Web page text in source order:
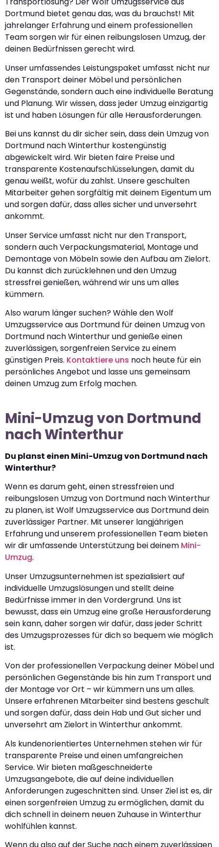
Dortmund bietet genau das, was du brauchst! Mit
jahrelanger Erfahrung und einem professionellen
Team sorgen wir für einen reibungslosen Umzug, der
deinen Bedürfnissen gerecht wird.
Unser umfassendes Leistungspaket umfasst nicht nur
den Transport deiner Möbel und persönlichen
Gegenstände, sondern auch eine individuelle Beratung
und Planung. Wir wissen, dass jeder Umzug einzigartig
ist und haben Lösungen für alle Herausforderungen.
Bei uns kannst du dir sicher sein, dass dein Umzug von
Dortmund nach Winterthur kostengünstig
abgewickelt wird. Wir bieten faire Preise und
transparente Kostenaufschlüsselungen, damit du
genau weißt, wofür du zahlst. Unsere geschulten
Mitarbeiter gehen sorgfältig mit deinem Eigentum um
und sorgen dafür, dass alles sicher und unversehrt
ankommt.
Unser Service umfasst nicht nur den Transport,
sondern auch Verpackungsmaterial, Montage und
Demontage von Möbeln sowie den Aufbau am Zielort.
Du kannst dich zurücklehnen und den Umzug
stressfrei genießen, während wir uns um alles
kümmern.
Also warum länger suchen? Wähle den Wolf
Umzugsservice aus Dortmund für deinen Umzug von
Dortmund nach Winterthur und genieße einen
zuverlässigen, sorgenfreien Service zu einem
günstigen Preis. Kontaktiere uns noch heute für ein
persönliches Angebot und lasse uns gemeinsam
deinen Umzug zum Erfolg machen.
Mini-Umzug von Dortmund
nach Winterthur
Du planst einen Mini-Umzug von Dortmund nach
Winterthur?
Wenn es darum geht, einen stressfreien und
reibungslosen Umzug von Dortmund nach Winterthur
zu planen, ist Wolf Umzugsservice aus Dortmund dein
zuverlässiger Partner. Mit unserer langjährigen
Erfahrung und unserem professionellen Team bieten
wir dir umfassende Unterstützung bei deinem Mini-
Umzug.
Unser Umzugsunternehmen ist spezialisiert auf
individuelle Umzugslösungen und stellt deine
Bedürfnisse immer in den Vordergrund. Uns ist
bewusst, dass ein Umzug eine große Herausforderung
sein kann, daher sorgen wir dafür, dass jeder Schritt
des Umzugsprozesses für dich so bequem wie möglich
ist.
Von der professionellen Verpackung deiner Möbel und
persönlichen Gegenstände bis hin zum Transport und
der Montage vor Ort – wir kümmern uns um alles.
Unsere erfahrenen Mitarbeiter sind bestens geschult
und sorgen dafür, dass dein Hab und Gut sicher und
unversehrt am Zielort in Winterthur ankommt.
Als kundenorientiertes Unternehmen stehen wir für
transparente Preise und einen umfangreichen
Service. Wir bieten maßgeschneiderte
Umzugsangebote, die auf deine individuellen
Anforderungen zugeschnitten sind. Unser Ziel ist es, dir
einen sorgenfreien Umzug zu ermöglichen, damit du
dich schnell in deinem neuen Zuhause in Winterthur
wohlfühlen kannst.